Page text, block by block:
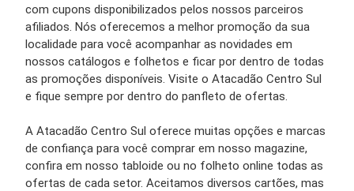
com cupons disponibilizados pelos nossos parceiros
afiliados. Nós oferecemos a melhor promoção da sua
localidade para você acompanhar as novidades em
nossos catálogos e folhetos e ficar por dentro de todas
as promoções disponíveis. Visite o Atacadão Centro Sul
e fique sempre por dentro do panfleto de ofertas.
A Atacadão Centro Sul oferece muitas opções e marcas
de confiança para você comprar em nosso magazine,
confira em nosso tabloide ou no folheto online todas as
ofertas de cada setor. Aceitamos diversos cartões, mas